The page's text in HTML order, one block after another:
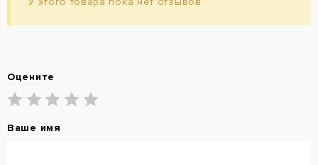
Оцените
Ваше имя